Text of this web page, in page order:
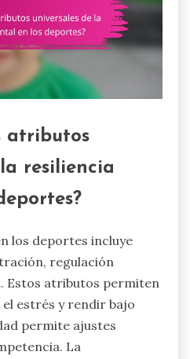
atributos
resiliencia
los deportes incluye
regulación
Estos atributos permiten
estrés y rendir bajo
permite ajustes
La